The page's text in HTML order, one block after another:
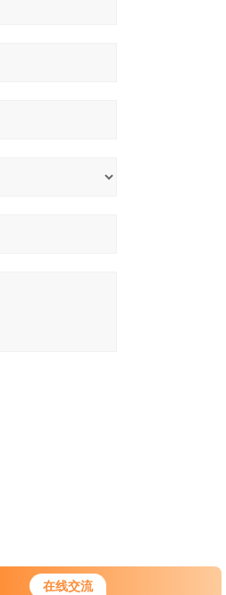
在线交流
下一个： 清洗剂检测